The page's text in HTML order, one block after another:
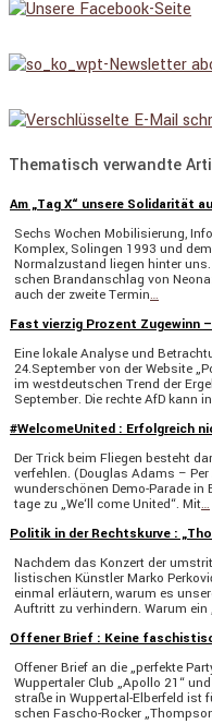
Thematisch verwandte
Am „Tag X“ unsere Solidarität
Sechs Wochen Mobili­sie­rung,
Komplex, Solingen 1993 und
Normal­zu­stand liegen hinter
schen Brand­an­schlag von
auch der zweite Termin…
Fast vierzig Prozent Zugewinn
Eine lokale Analyse und
24.September von der Website
im westdeut­schen Trend der
September. Die rechte AfD kann
#WelcomeUnited : Erfolgreich
Der Trick beim Fliegen besteht
verfehlen. (Douglas Adams –
wunder­schönen Demo-Parade
tage zu „We‘ll come United“. Mit…
Politik in der Rechtskurve :
Nachdem das Konzert der
lis­ti­schen Künstler Marko
einmal erläu­tern, warum es
Auftritt zu verhin­dern. Warum
Offener Brief : Keine
Offener Brief an die „perfekte
Wupper­taler Club „Apollo 21“
straße in Wuppertal-Elber­­feld ist
schen Fascho-Rocker